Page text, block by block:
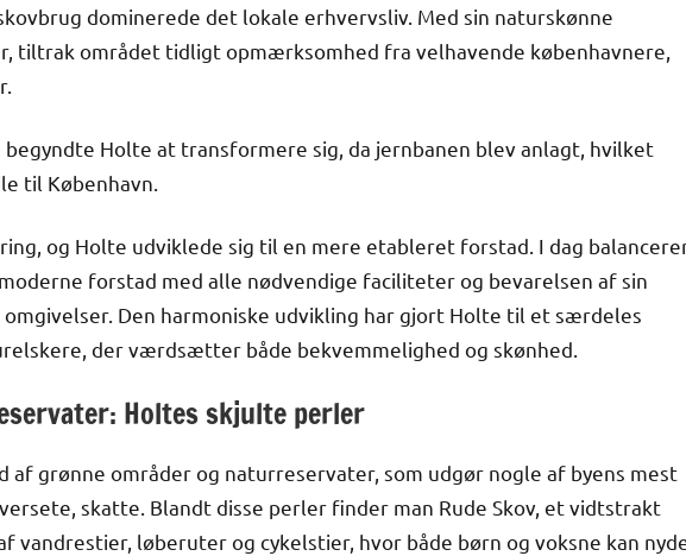
dominerede det lokale erhvervsliv. Med sin naturskønne
tiltrak området tidligt opmærksomhed fra velhavende københavnere,
Holte at transformere sig, da jernbanen blev anlagt, hvilket
til København.
og Holte udviklede sig til en mere etableret forstad. I dag
forstad med alle nødvendige faciliteter og bevarelsen af sin
Den harmoniske udvikling har gjort Holte til et særdeles
der værdsætter både bekvemmelighed og skønhed.
Holtes skjulte perler
af grønne områder og naturreservater, som udgør nogle af byens mest
skatte. Blandt disse perler finder man Rude Skov, et vidtstrakt
vandrestier, løberuter og cykelstier, hvor både børn og voksne kan